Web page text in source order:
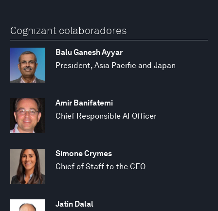
Cognizant colaboradores
Balu Ganesh Ayyar
President, Asia Pacific and Japan
Amir Banifatemi
Chief Responsible AI Officer
Simone Crymes
Chief of Staff to the CEO
Jatin Dalal